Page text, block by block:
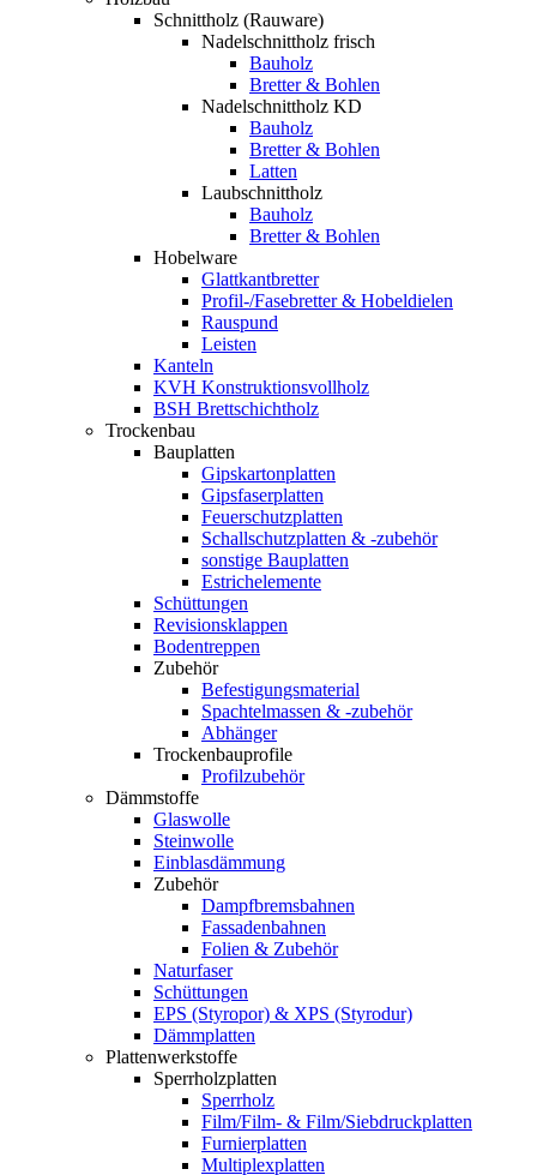
Schnittholz (Rauware)
Nadelschnittholz frisch
Bauholz
Bretter & Bohlen
Nadelschnittholz KD
Bauholz
Bretter & Bohlen
Latten
Laubschnittholz
Bauholz
Bretter & Bohlen
Hobelware
Glattkantbretter
Profil-/Fasebretter & Hobeldielen
Rauspund
Leisten
Kanteln
KVH Konstruktionsvollholz
BSH Brettschichtholz
Trockenbau
Bauplatten
Gipskartonplatten
Gipsfaserplatten
Feuerschutzplatten
Schallschutzplatten & -zubehör
sonstige Bauplatten
Estrichelemente
Schüttungen
Revisionsklappen
Bodentreppen
Zubehör
Befestigungsmaterial
Spachtelmassen & -zubehör
Abhänger
Trockenbauprofile
Profilzubehör
Dämmstoffe
Glaswolle
Steinwolle
Einblasdämmung
Zubehör
Dampfbremsbahnen
Fassadenbahnen
Folien & Zubehör
Naturfaser
Schüttungen
EPS (Styropor) & XPS (Styrodur)
Dämmplatten
Plattenwerkstoffe
Sperrholzplatten
Sperrholz
Film/Film- & Film/Siebdruckplatten
Furnierplatten
Multiplexplatten